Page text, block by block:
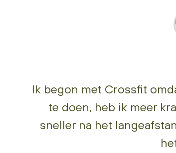
Ik begon met Crossfit
te doen, heb ik meer
sneller na het